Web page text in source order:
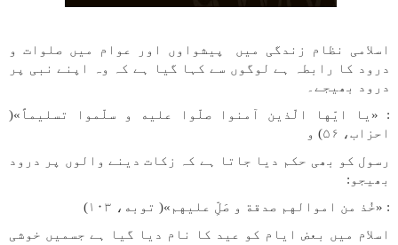
اسلامی نظام زندگی میں پیشواوں اور عوام میں صلوات و
درود کا رابطہ ہے لوگوں سے کہا گیا ہے کہ وہ اپنے نبی پر
درود بھیجے۔
: «یا ایّها الّذین آمنوا صلّوا علیه و سلّموا تسلیماً»(
احزاب، ۵۶) و
رسول کو بھی حکم دیا جاتا ہے کہ زکات دینے والوں پر درود
بھیجو:
: «خُذ من اموالهم صدقة و صَلِ‌ّ علیهم»( توبه، ۱۰۳)
اسلام میں بعض ایام کو عید کا نام دیا گیا ہے جسمیں خوشی